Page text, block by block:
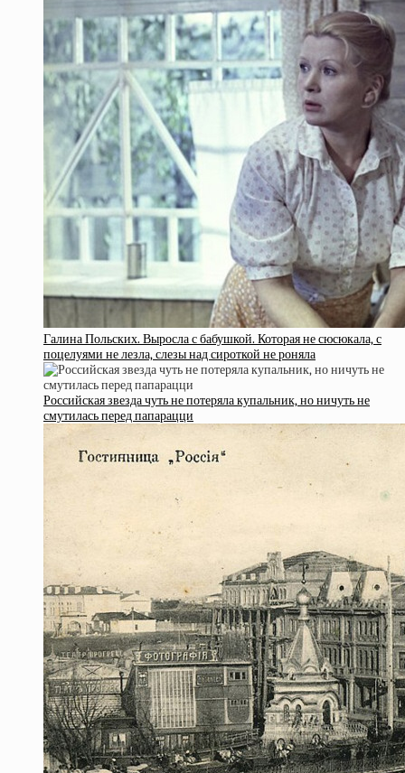
Галина Польских. Выросла с бабушкой. Которая не сюсюкала, с
поцелуями не лезла, слезы над сироткой не роняла
Российская звезда чуть не потеряла купальник, но ничуть не
смутилась перед папарацци